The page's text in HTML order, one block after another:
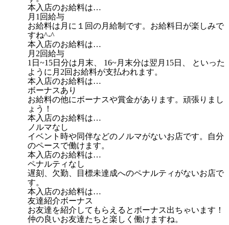
本入店のお給料は…
月1回給与
お給料は月に１回の月給制です。お給料日が楽しみで
すね^-^
本入店のお給料は…
月2回給与
1日~15日分は月末、 16~月末分は翌月15日、 といった
ように月2回お給料が支払われます。
本入店のお給料は…
ボーナスあり
お給料の他にボーナスや賞金があります。頑張りまし
ょう！
本入店のお給料は…
ノルマなし
イベント時や同伴などのノルマがないお店です。自分
のペースで働けます。
本入店のお給料は…
ペナルティなし
遅刻、欠勤、目標未達成へのペナルティがないお店で
す。
本入店のお給料は…
友達紹介ボーナス
お友達を紹介してもらえるとボーナス出ちゃいます！
仲の良いお友達たちと楽しく働けますね。